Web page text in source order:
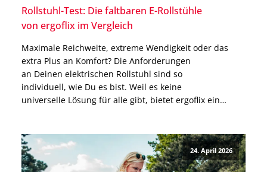
Rollstuhl-Test: Die faltbaren E-Rollstühle
von ergoflix im Vergleich
Maximale Reichweite, extreme Wendigkeit oder das
extra Plus an Komfort? Die Anforderungen
an Deinen elektrischen Rollstuhl sind so
individuell, wie Du es bist. Weil es keine
universelle Lösung für alle gibt, bietet ergoflix ein
wir Dir alle Modelle für den Outdoor-
Gebrauch vor: Vom Standardmodell bis zum absoluten
Komfort-Highlight. Finde jetzt heraus, welcher faltbare
24. April 2026